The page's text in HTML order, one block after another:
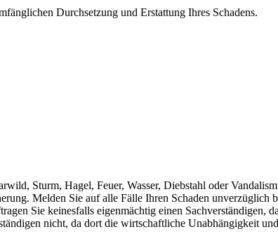
Durchsetzung und Erstattung Ihres Schadens.
Sturm, Hagel, Feuer, Wasser, Diebstahl oder
Melden Sie auf alle Fälle Ihren Schaden unverzüglich
Sie keinesfalls eigenmächtig einen Sachverständigen,
nicht, da dort die wirtschaftliche Unabhängigkeit